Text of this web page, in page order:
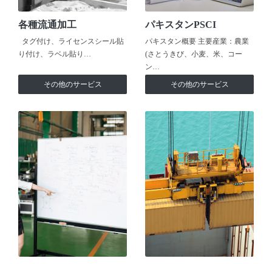
各種流通加工
タグ付け、ライセンスシール貼
り付け、ラベル貼り…
その他のサービス
パキスタンPSCI
パキスタン概要 主要産業：農業
(さとうきび、小麦、米、コー
ン…
その他のサービス